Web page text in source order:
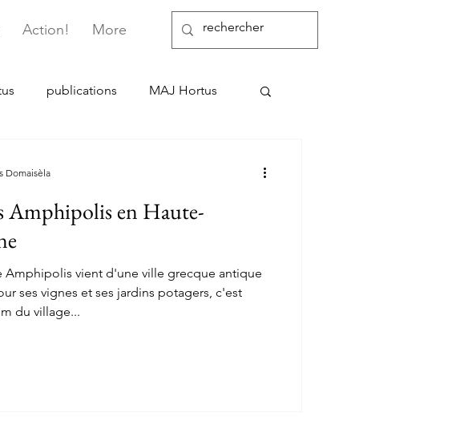
Action! More Nous contacter
publications MAJ Hortus
Amphipolis en Haute-
Amphipolis vient d'une ville grecque antique
ses vignes et ses jardins potagers, c'est
du village...
Domaisèla